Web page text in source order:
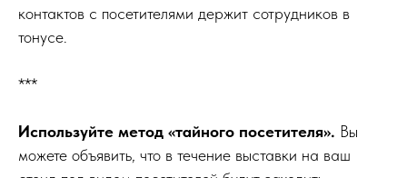
контактов с посетителями держит сотрудников в
тонусе.
***
Используйте метод «тайного посетителя». Вы
можете объявить, что в течение выставки на ваш